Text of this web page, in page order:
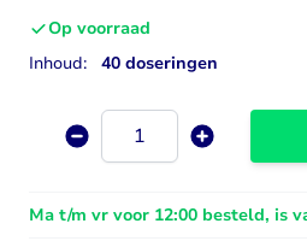
Op voorraad
Inhoud:
40 doseringen
Aantal
Ma t/m vr voor 12:00 besteld, is